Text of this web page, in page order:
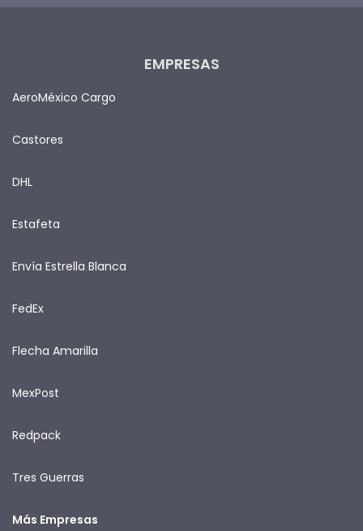
EMPRESAS
AeroMéxico Cargo
Castores
DHL
Estafeta
Envía Estrella Blanca
FedEx
Flecha Amarilla
MexPost
Redpack
Tres Guerras
Más Empresas